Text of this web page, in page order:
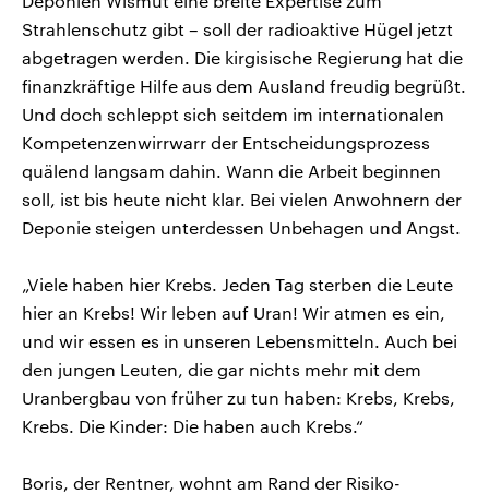
Strahlenschutz gibt – soll der radioaktive Hügel jetzt
abgetragen werden. Die kirgisische Regierung hat die
finanzkräftige Hilfe aus dem Ausland freudig begrüßt.
Und doch schleppt sich seitdem im internationalen
Kompetenzenwirrwarr der Entscheidungsprozess
quälend langsam dahin. Wann die Arbeit beginnen
soll, ist bis heute nicht klar. Bei vielen Anwohnern der
Deponie steigen unterdessen Unbehagen und Angst.
„Viele haben hier Krebs. Jeden Tag sterben die Leute
hier an Krebs! Wir leben auf Uran! Wir atmen es ein,
und wir essen es in unseren Lebensmitteln. Auch bei
den jungen Leuten, die gar nichts mehr mit dem
Uranbergbau von früher zu tun haben: Krebs, Krebs,
Krebs. Die Kinder: Die haben auch Krebs.“
Boris, der Rentner, wohnt am Rand der Risiko-